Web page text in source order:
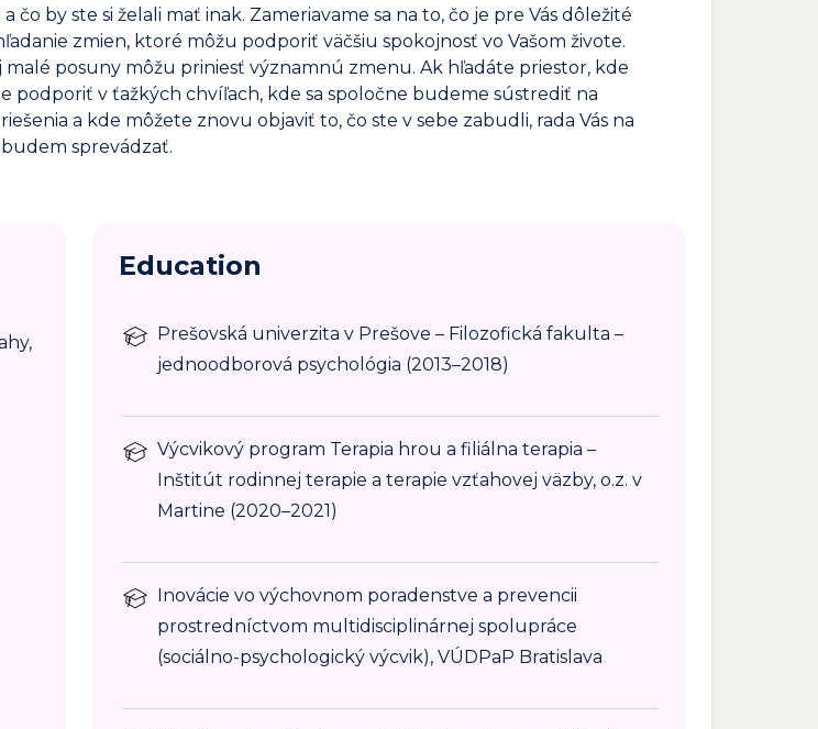
čo by ste si želali mať inak. Zameriavame sa na to, čo je pre Vás dôležité
zmien, ktoré môžu podporiť väčšiu spokojnosť vo Vašom živote.
malé posuny môžu priniesť významnú zmenu. Ak hľadáte priestor, kde
podporiť v ťažkých chvíľach, kde sa spoločne budeme sústrediť na
a kde môžete znovu objaviť to, čo ste v sebe zabudli, rada Vás na
sprevádzať.
Education
Prešovská univerzita v Prešove – Filozofická fakulta –
jednoodborová psychológia (2013–2018)
Výcvikový program Terapia hrou a filiálna terapia –
Inštitút rodinnej terapie a terapie vzťahovej väzby, o.z. v
Martine (2020–2021)
Inovácie vo výchovnom poradenstve a prevencii
prostredníctvom multidisciplinárnej spolupráce
(sociálno-psychologický výcvik), VÚDPaP Bratislava